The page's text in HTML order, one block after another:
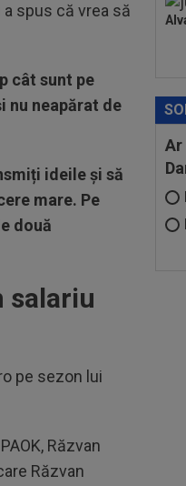
spus că vrea să
cât sunt pe
nu neapărat de
ideile și să
mare. Pe
două
salariu
pe sezon lui
Răzvan
Răzvan
Ar